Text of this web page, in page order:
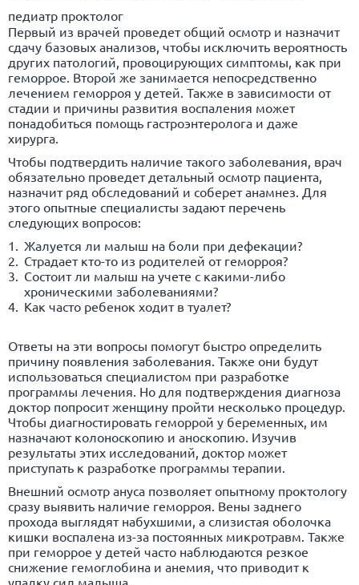
педиатр проктолог
Первый из врачей проведет общий осмотр и назначит
сдачу базовых анализов, чтобы исключить вероятность
других патологий, провоцирующих симптомы, как при
геморрое. Второй же занимается непосредственно
лечением геморроя у детей. Также в зависимости от
стадии и причины развития воспаления может
понадобиться помощь гастроэнтеролога и даже
хирурга.
Чтобы подтвердить наличие такого заболевания, врач
обязательно проведет детальный осмотр пациента,
назначит ряд обследований и соберет анамнез. Для
этого опытные специалисты задают перечень
следующих вопросов:
Жалуется ли малыш на боли при дефекации?
Страдает кто-то из родителей от геморроя?
Состоит ли малыш на учете с какими-либо
хроническими заболеваниями?
Как часто ребенок ходит в туалет?
Ответы на эти вопросы помогут быстро определить
причину появления заболевания. Также они будут
использоваться специалистом при разработке
программы лечения. Но для подтверждения диагноза
доктор попросит женщину пройти несколько процедур.
Чтобы диагностировать геморрой у беременных, им
назначают колоноскопию и аноскопию. Изучив
результаты этих исследований, доктор может
приступать к разработке программы терапии.
Внешний осмотр ануса позволяет опытному проктологу
сразу выявить наличие геморроя. Вены заднего
прохода выглядят набухшими, а слизистая оболочка
кишки воспалена из-за постоянных микротравм. Также
при геморрое у детей часто наблюдаются резкое
снижение гемоглобина и анемия, что приводит к